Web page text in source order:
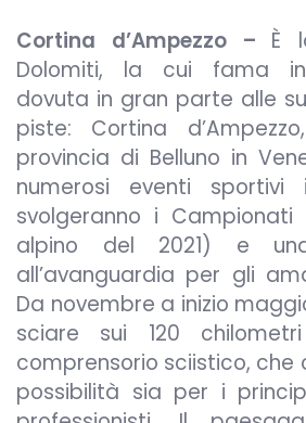
Cortina d’Ampezzo – È
Dolomiti, la cui fama
dovuta in gran parte alle
piste: Cortina
provincia di Belluno in
numerosi eventi sportivi
svolgeranno i
alpino del 2021) e
all’avanguardia per gli
Da novembre a inizio
sciare sui 120
comprensorio sciistico, che
possibilità sia per i